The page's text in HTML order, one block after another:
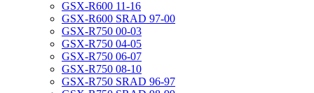
GSX-R600 11-16
GSX-R600 SRAD 97-00
GSX-R750 00-03
GSX-R750 04-05
GSX-R750 06-07
GSX-R750 08-10
GSX-R750 SRAD 96-97